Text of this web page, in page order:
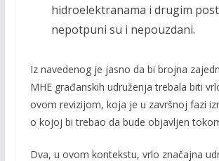
hidroelektranama i drugim
nepotpuni su i nepouzdani.
Iz navedenog je jasno da bi brojna
MHE građanskih udruženja trebala biti
ovom revizijom, koja je u završnoj fazi
o kojoj bi trebao da bude objavljen
Dva, u ovom kontekstu, vrlo značajna